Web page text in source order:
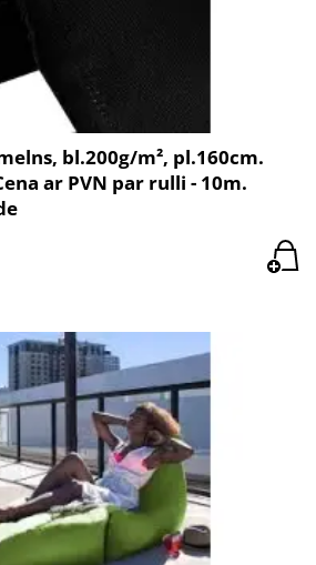
bl.200g/m², pl.160cm.
ar PVN par rulli - 10m.